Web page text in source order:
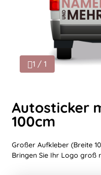
1 / 1
Autosticker
100cm
Großer Aufkleber (Breite
Bringen Sie Ihr Logo groß